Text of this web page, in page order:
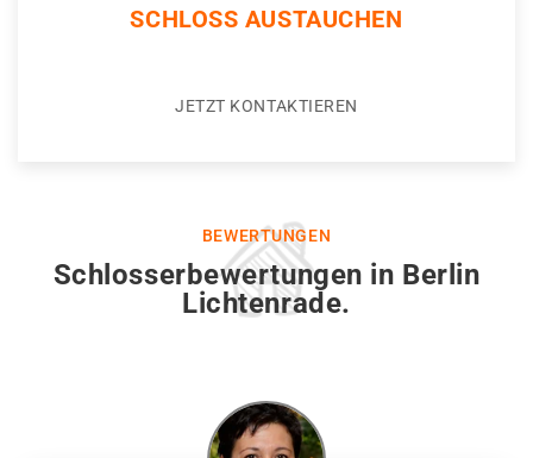
SCHLOSS AUSTAUCHEN
JETZT KONTAKTIEREN
BEWERTUNGEN
Schlosserbewertungen in Berlin
Lichtenrade.